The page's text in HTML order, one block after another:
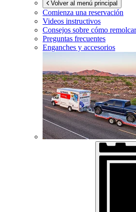
Volver al menú principal
Comienza una reservación
Videos instructivos
Consejos sobre cómo remolcar
Preguntas frecuentes
Enganches y accesorios